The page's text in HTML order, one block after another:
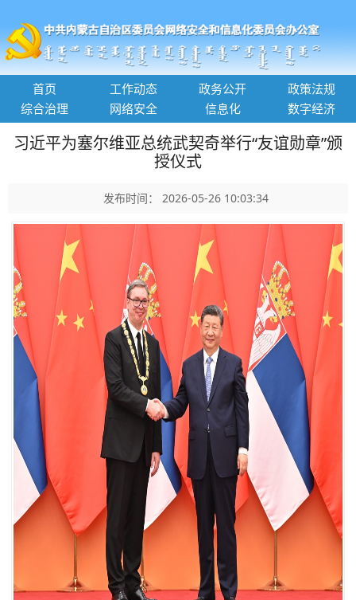
首页 工作动态 政务公开
政策法规
综合治理
网络安全 信息化 数字经济
习近平为塞尔维亚总统武契奇举行“友谊勋章”颁
授仪式
发布时间： 2026-05-26 10:03:34